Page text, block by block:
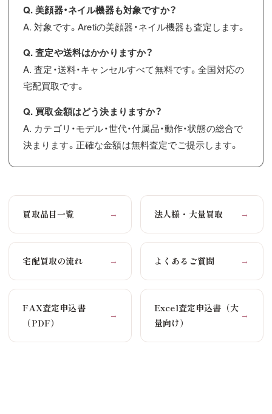
Q. 美顔器・ネイル機器も対象ですか？
A. 対象です。Aretiの美顔器・ネイル機器も査定します。
Q. 査定や送料はかかりますか？
A. 査定・送料・キャンセルすべて無料です。全国対応の
宅配買取です。
Q. 買取金額はどう決まりますか？
A. カテゴリ・モデル・世代・付属品・動作・状態の総合で
決まります。正確な金額は無料査定でご提示します。
買取品目一覧 → 法人様・大量買取 →
宅配買取の流れ → よくあるご質問 →
FAX査定申込書
（PDF）
→
Excel査定申込書（大
量向け）
→